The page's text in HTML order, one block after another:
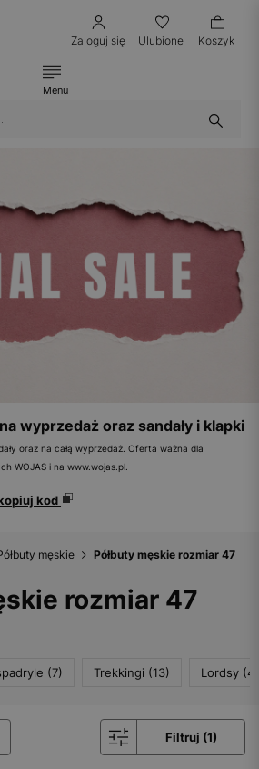
Zaloguj się Ulubione Koszyk
Menu
wyprzedaż oraz sandały i klapki
oraz na całą wyprzedaż. Oferta ważna dla
WOJAS i na www.wojas.pl.
kod
męskie Półbuty męskie rozmiar 47
rozmiar 47
(7) Trekkingi (13) Lordsy (4)
Filtruj (1)